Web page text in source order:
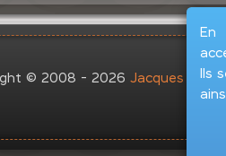
En
Ils
© 2008 - 2026Jacques